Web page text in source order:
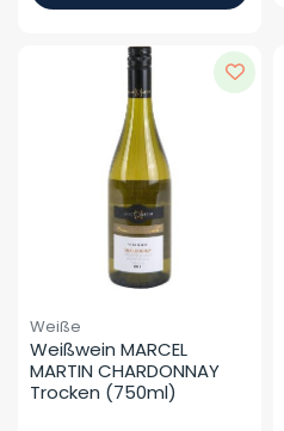
Weiße
Weißwein MARCEL
MARTIN CHARDONNAY
Trocken (750ml)